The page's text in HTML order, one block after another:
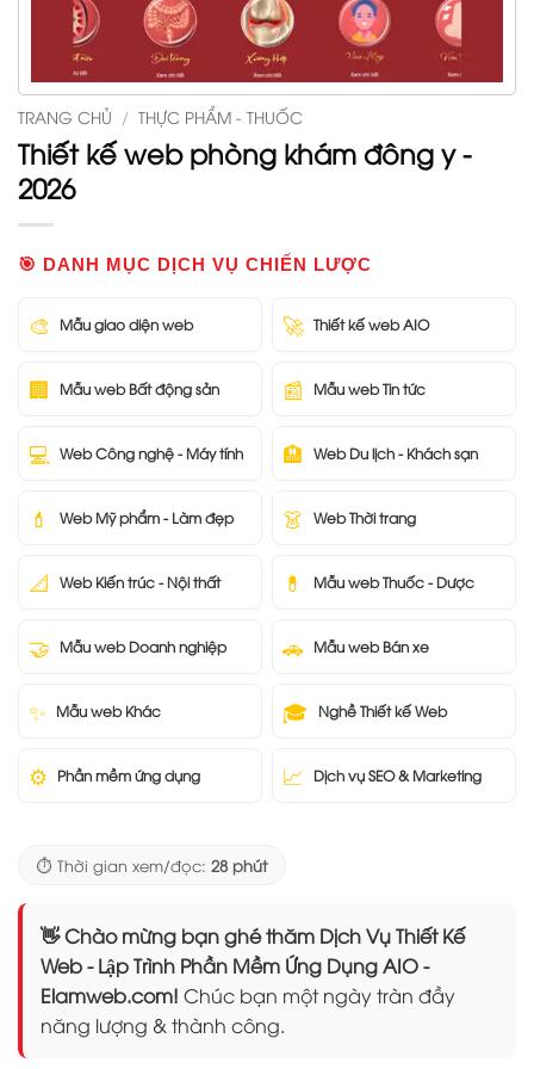
TRANG CHỦ / THỰC PHẨM - THUỐC
Thiết kế web phòng khám đông y -
2026
🎯 DANH MỤC DỊCH VỤ CHIẾN LƯỢC
🎨 Mẫu giao diện web 🚀 Thiết kế web AIO
🏢 Mẫu web Bất động sản 📰 Mẫu web Tin tức
💻 Web Công nghệ - Máy tính 🏨 Web Du lịch - Khách sạn
💄 Web Mỹ phẩm - Làm đẹp 👗 Web Thời trang
📐 Web Kiến trúc - Nội thất 💊 Mẫu web Thuốc - Dược
🤝 Mẫu web Doanh nghiệp 🚗 Mẫu web Bán xe
✨ Mẫu web Khác 🎓 Nghề Thiết kế Web
⚙️ Phần mềm ứng dụng 📈 Dịch vụ SEO & Marketing
⏱️ Thời gian xem/đọc: 28 phút
👋 Chào mừng bạn ghé thăm Dịch Vụ Thiết Kế
Web - Lập Trình Phần Mềm Ứng Dụng AIO -
Elamweb.com! Chúc bạn một ngày tràn đầy
năng lượng & thành công.